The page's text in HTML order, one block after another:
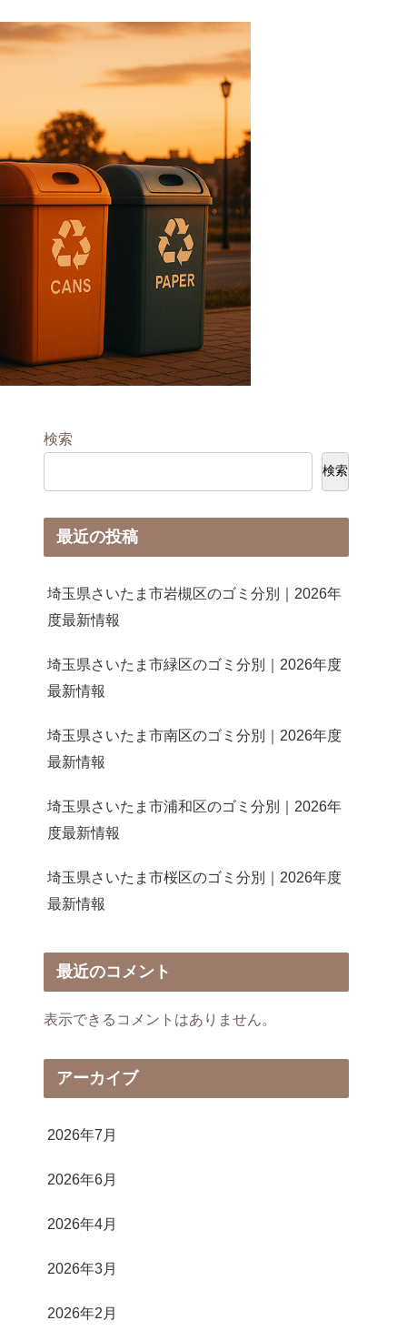
検索
検索
最近の投稿
埼玉県さいたま市岩槻区のゴミ分別｜2026年
度最新情報
埼玉県さいたま市緑区のゴミ分別｜2026年度
最新情報
埼玉県さいたま市南区のゴミ分別｜2026年度
最新情報
埼玉県さいたま市浦和区のゴミ分別｜2026年
度最新情報
埼玉県さいたま市桜区のゴミ分別｜2026年度
最新情報
最近のコメント
表示できるコメントはありません。
アーカイブ
2026年7月
2026年6月
2026年4月
2026年3月
2026年2月